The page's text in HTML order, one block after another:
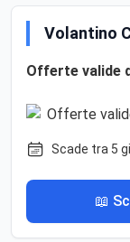
Volantino
Offerte valide
Scade tra 5
📖